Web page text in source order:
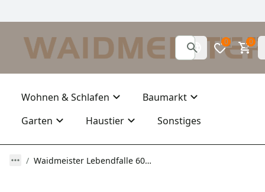
0 0
Wohnen & Schlafen
Baumarkt
Garten
Haustier Sonstiges
Waidmeister Lebendfalle 602 64 x 21 x 23 cm Drahtfalle mit 2 Eingängen